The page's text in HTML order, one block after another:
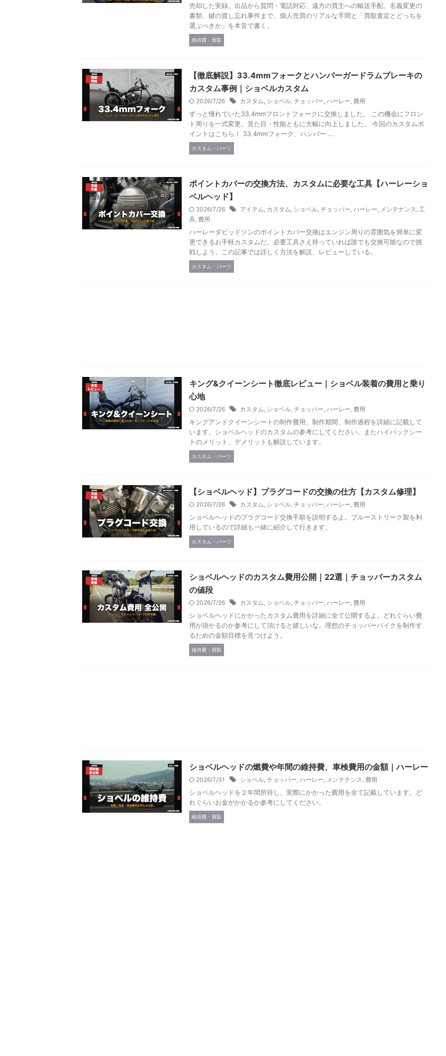
売却した実録。出品から質問・電話対応、遠方の買主への輸送手配、名義変更の
書類、鍵の渡し忘れ事件まで、個人売買のリアルな手間と「買取査定とどっちを
選ぶべきか」を本音で書く。
維持費・買取
【徹底解説】33.4mmフォークとハンバーガードラムブレーキの
カスタム事例｜ショベルカスタム
2026/7/26 カスタム, ショベル, チョッパー, ハーレー, 費用
ずっと憧れていた33.4mmフロントフォークに交換しました。 この機会にフロン
ト周りを一式変更。見た目・性能ともに大幅に向上しました。 今回のカスタムポ
イントはこちら！ 33.4mmフォーク、ハンバー ...
カスタム・パーツ
ポイントカバーの交換方法、カスタムに必要な工具【ハーレーショ
ベルヘッド】
2026/7/26 アイテム, カスタム, ショベル, チョッパー, ハーレー, メンテナンス, 工
具, 費用
ハーレーダビッドソンのポイントカバー交換はエンジン周りの雰囲気を簡単に変
更できるお手軽カスタムだ。必要工具さえ持っていれば誰でも交換可能なので挑
戦しよう。この記事では詳しく方法を解説、レビューしている。
カスタム・パーツ
キング&クイーンシート徹底レビュー｜ショベル装着の費用と乗り
心地
2026/7/26 カスタム, ショベル, チョッパー, ハーレー, 費用
キングアンドクイーンシートの制作費用、制作期間、制作過程を詳細に記載して
います。ショベルヘッドのカスタムの参考にしてください。またハイバックシー
トのメリット、デメリットも解説しています。
カスタム・パーツ
【ショベルヘッド】プラグコードの交換の仕方【カスタム修理】
2026/7/26 カスタム, ショベル, チョッパー, ハーレー, 費用
ショベルヘッドのプラグコード交換手順を説明するよ。ブルーストリーク製を利
用しているので詳細も一緒に紹介して行きます。
カスタム・パーツ
ショベルヘッドのカスタム費用公開｜22選｜チョッパーカスタム
の値段
2026/7/26 カスタム, ショベル, チョッパー, ハーレー, 費用
ショベルヘッドにかかったカスタム費用を詳細に全て公開するよ。どれぐらい費
用が掛かるのか参考にして頂けると嬉しいな。理想のチョッパーバイクを制作す
るための金額目標を見つけよう。
維持費・買取
ショベルヘッドの燃費や年間の維持費、車検費用の金額｜ハーレー
2026/7/31 ショベル, チョッパー, ハーレー, メンテナンス, 費用
ショベルヘッドを２年間所持し、実際にかかった費用を全て記載しています。ど
れぐらいお金がかかるか参考にしてください。
維持費・買取